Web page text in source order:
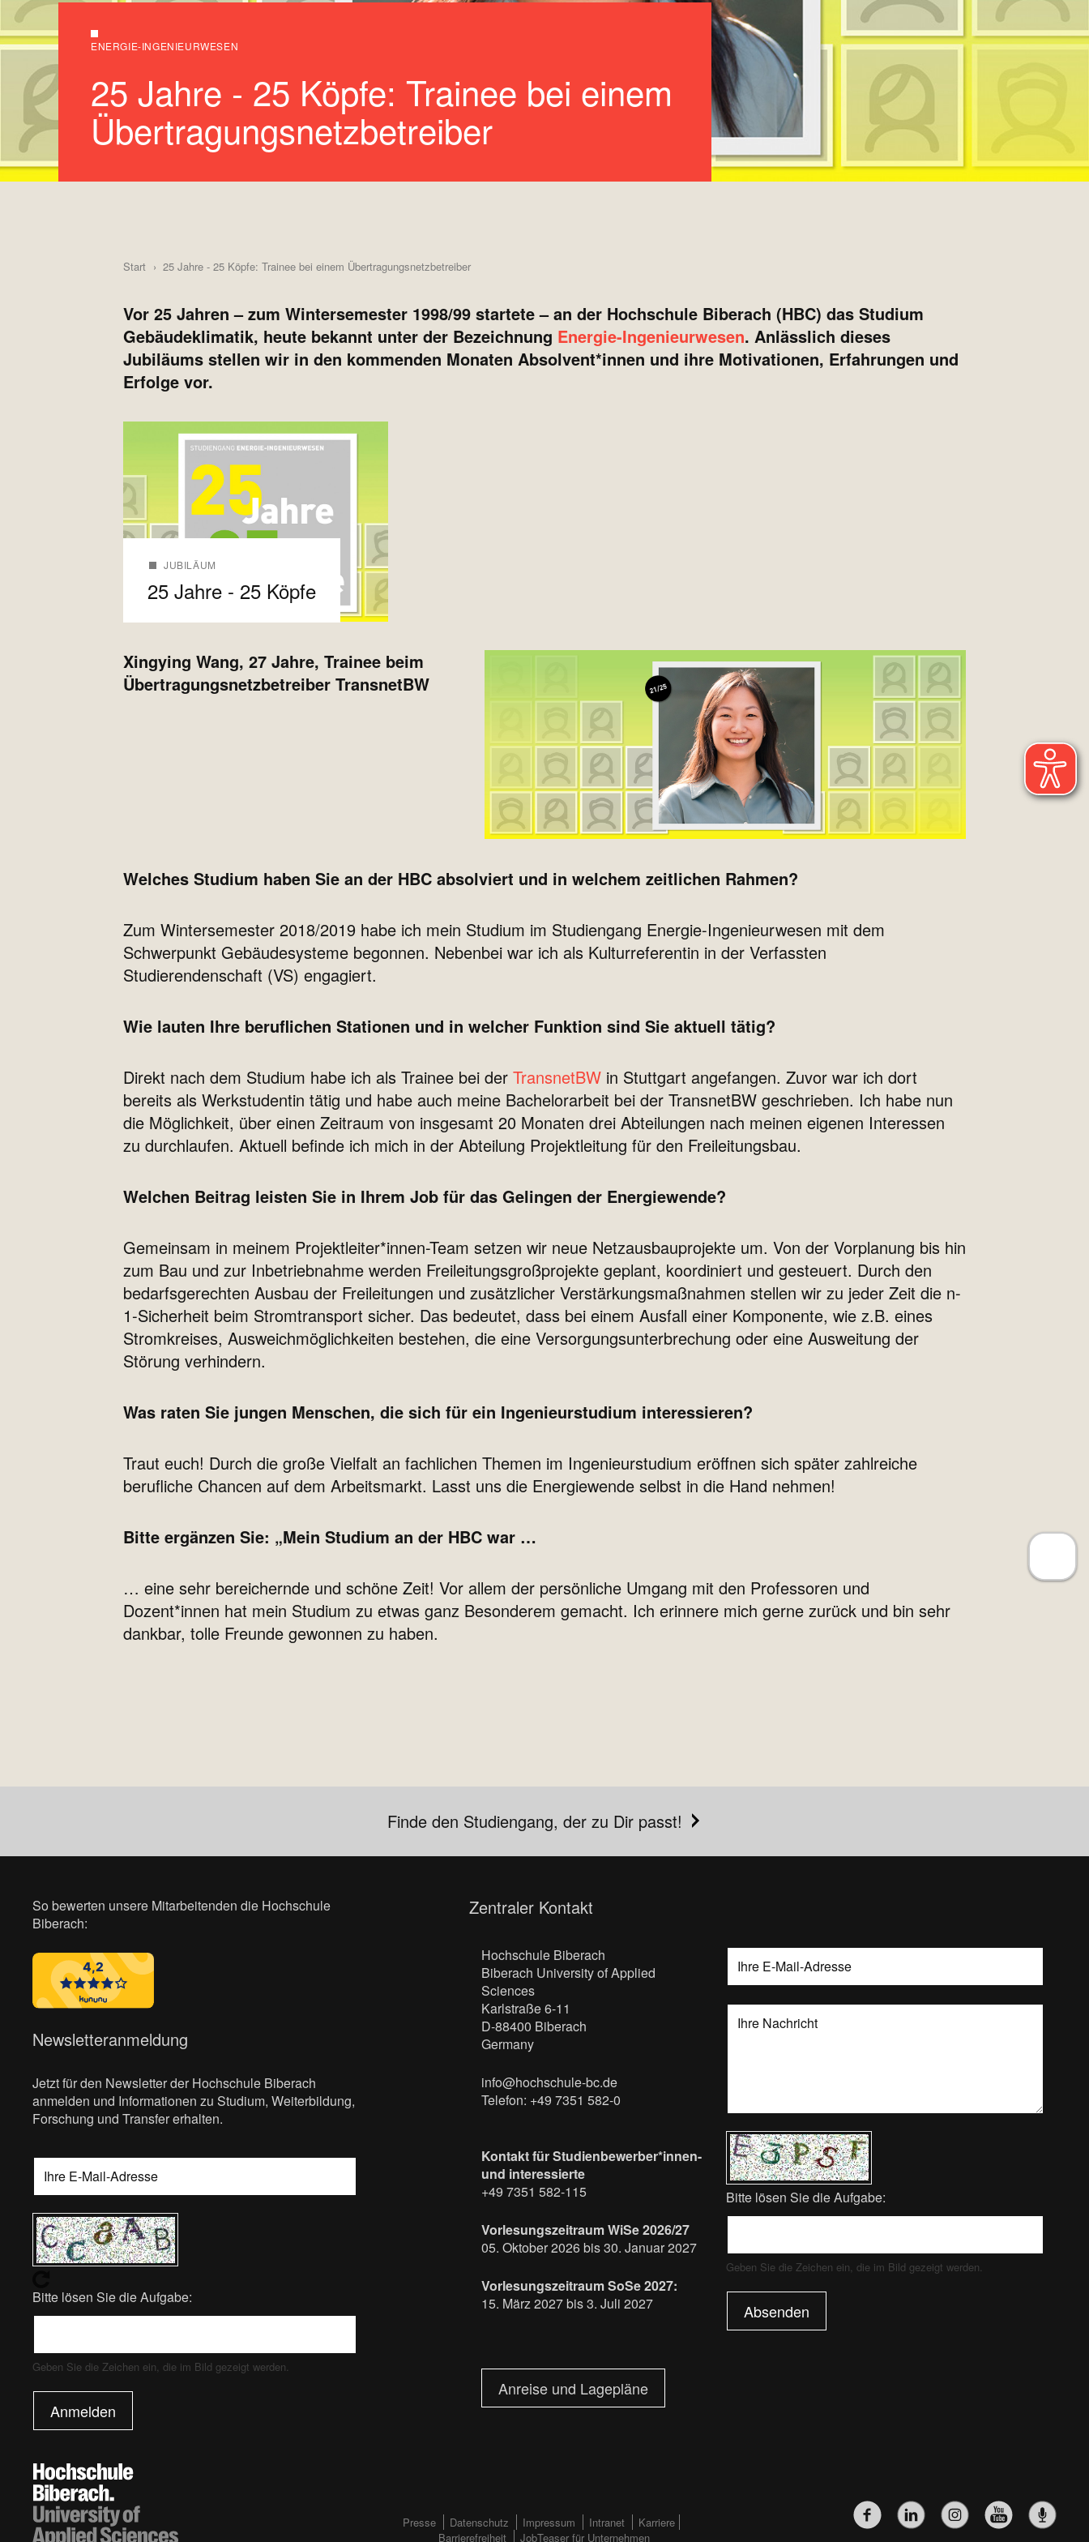
ENERGIE-INGENIEURWESEN
25 Jahre - 25 Köpfe: Trainee bei einem
Übertragungsnetzbetreiber
Start 25 Jahre - 25 Köpfe: Trainee bei einem Übertragungsnetzbetreiber
Vor 25 Jahren – zum Wintersemester 1998/99 startete – an der Hochschule Biberach (HBC) das Studium
Gebäudeklimatik, heute bekannt unter der Bezeichnung Energie-Ingenieurwesen. Anlässlich dieses
Jubiläums stellen wir in den kommenden Monaten Absolvent*innen und ihre Motivationen, Erfahrungen und
Erfolge vor.
JUBILÄUM
25 Jahre - 25 Köpfe
Xingying Wang, 27 Jahre, Trainee beim
Übertragungsnetzbetreiber TransnetBW
Welches Studium haben Sie an der HBC absolviert und in welchem zeitlichen Rahmen?
Zum Wintersemester 2018/2019 habe ich mein Studium im Studiengang Energie-Ingenieurwesen mit dem
Schwerpunkt Gebäudesysteme begonnen. Nebenbei war ich als Kulturreferentin in der Verfassten
Studierendenschaft (VS) engagiert.
Wie lauten Ihre beruflichen Stationen und in welcher Funktion sind Sie aktuell tätig?
Direkt nach dem Studium habe ich als Trainee bei der TransnetBW in Stuttgart angefangen. Zuvor war ich dort
bereits als Werkstudentin tätig und habe auch meine Bachelorarbeit bei der TransnetBW geschrieben. Ich habe nun
die Möglichkeit, über einen Zeitraum von insgesamt 20 Monaten drei Abteilungen nach meinen eigenen Interessen
zu durchlaufen. Aktuell befinde ich mich in der Abteilung Projektleitung für den Freileitungsbau.
Welchen Beitrag leisten Sie in Ihrem Job für das Gelingen der Energiewende?
Gemeinsam in meinem Projektleiter*innen-Team setzen wir neue Netzausbauprojekte um. Von der Vorplanung bis hin
zum Bau und zur Inbetriebnahme werden Freileitungsgroßprojekte geplant, koordiniert und gesteuert. Durch den
bedarfsgerechten Ausbau der Freileitungen und zusätzlicher Verstärkungsmaßnahmen stellen wir zu jeder Zeit die n-
1-Sicherheit beim Stromtransport sicher. Das bedeutet, dass bei einem Ausfall einer Komponente, wie z.B. eines
Stromkreises, Ausweichmöglichkeiten bestehen, die eine Versorgungsunterbrechung oder eine Ausweitung der
Störung verhindern.
Was raten Sie jungen Menschen, die sich für ein Ingenieurstudium interessieren?
Traut euch! Durch die große Vielfalt an fachlichen Themen im Ingenieurstudium eröffnen sich später zahlreiche
berufliche Chancen auf dem Arbeitsmarkt. Lasst uns die Energiewende selbst in die Hand nehmen!
Bitte ergänzen Sie: „Mein Studium an der HBC war …
… eine sehr bereichernde und schöne Zeit! Vor allem der persönliche Umgang mit den Professoren und
Dozent*innen hat mein Studium zu etwas ganz Besonderem gemacht. Ich erinnere mich gerne zurück und bin sehr
dankbar, tolle Freunde gewonnen zu haben.
Finde den Studiengang, der zu Dir passt!
So bewerten unsere Mitarbeitenden die Hochschule
Biberach:
Newsletteranmeldung
Jetzt für den Newsletter der Hochschule Biberach
anmelden und Informationen zu Studium, Weiterbildung,
Forschung und Transfer erhalten.
Bitte lösen Sie die Aufgabe:
Geben Sie die Zeichen ein, die im Bild gezeigt werden.
Anmelden
Zentraler Kontakt
Hochschule Biberach
Biberach University of Applied
Sciences
Karlstraße 6-11
D-88400 Biberach
Germany
info@hochschule-bc.de
Telefon: +49 7351 582-0
Kontakt für Studienbewerber*innen-
und interessierte
+49 7351 582-115
Vorlesungszeitraum WiSe 2026/27
05. Oktober 2026 bis 30. Januar 2027
Vorlesungszeitraum SoSe 2027:
15. März 2027 bis 3. Juli 2027
Anreise und Lagepläne
Bitte lösen Sie die Aufgabe:
Geben Sie die Zeichen ein, die im Bild gezeigt werden.
Absenden
FOOTERMENÜ
Presse Datenschutz Impressum Intranet
Karriere
Barrierefreiheit
JobTeaser für Unternehmen
NETZWERKE-